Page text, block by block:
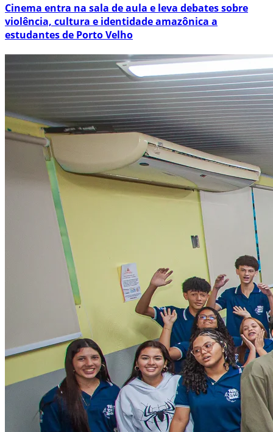
Cinema entra na sala de aula e leva debates sobre
violência, cultura e identidade amazônica a
estudantes de Porto Velho